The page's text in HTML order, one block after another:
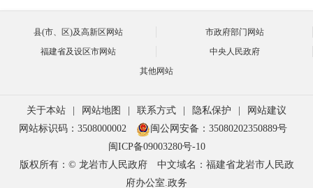

罗小波
2024-10-31 16:02:00
主持人好，各位网友
2024-10-31 16:03:00
罗副局长，能否先为
县(市、区)及高新区网站
市政府部门网站
福建省及设区市网站
中央人民政府
其他网站
关于本站 网站地图 联系方式 隐私保护
网站建议
网站标识码：3508000002
闽公网安备：35080202350889号
闽ICP备09003280号-10
版权所有：© 龙岩市人民政府
中文域名：福建省龙岩市人民政
府办公室.政务